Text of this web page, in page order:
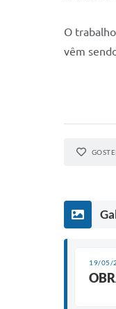
O
vêm
GOSTEI
19/05/